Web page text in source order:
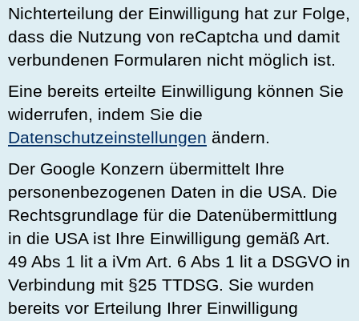
Nichterteilung der Einwilligung hat zur Folge,
dass die Nutzung von reCaptcha und damit
verbundenen Formularen nicht möglich ist.
Eine bereits erteilte Einwilligung können Sie
widerrufen, indem Sie die
Datenschutzeinstellungen ändern.
Der Google Konzern übermittelt Ihre
personenbezogenen Daten in die USA. Die
Rechtsgrundlage für die Datenübermittlung
in die USA ist Ihre Einwilligung gemäß Art.
49 Abs 1 lit a iVm Art. 6 Abs 1 lit a DSGVO in
Verbindung mit §25 TTDSG. Sie wurden
bereits vor Erteilung Ihrer Einwilligung